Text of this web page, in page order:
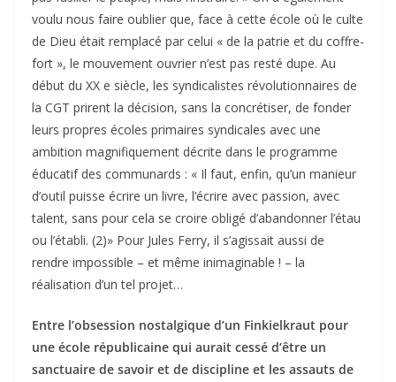
voulu nous faire oublier que, face à cette école où le culte
de Dieu était remplacé par celui « de la patrie et du coffre-
fort », le mouvement ouvrier n’est pas resté dupe. Au
début du XX e siècle, les syndicalistes révolutionnaires de
la CGT prirent la décision, sans la concrétiser, de fonder
leurs propres écoles primaires syndicales avec une
ambition magnifiquement décrite dans le programme
éducatif des communards : « Il faut, enfin, qu’un manieur
d’outil puisse écrire un livre, l’écrire avec passion, avec
talent, sans pour cela se croire obligé d’abandonner l’étau
ou l’établi. (2)» Pour Jules Ferry, il s’agissait aussi de
rendre impossible – et même inimaginable ! – la
réalisation d’un tel projet…
Entre l’obsession nostalgique d’un Finkielkraut pour
une école républicaine qui aurait cessé d’être un
sanctuaire de savoir et de discipline et les assauts de